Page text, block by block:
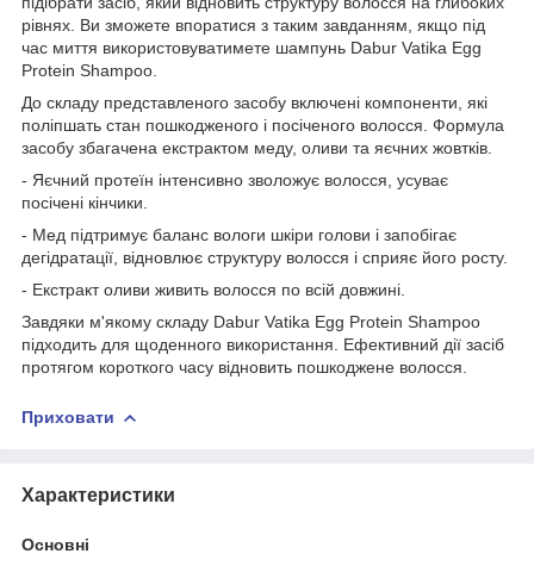
рівнях. Ви зможете впоратися з таким завданням, якщо під
час миття використовуватимете шампунь Dabur Vatika Egg
Protein Shampoo.
До складу представленого засобу включені компоненти, які
поліпшать стан пошкодженого і посіченого волосся. Формула
засобу збагачена екстрактом меду, оливи та яєчних жовтків.
- Яєчний протеїн інтенсивно зволожує волосся, усуває
посічені кінчики.
- Мед підтримує баланс вологи шкіри голови і запобігає
дегідратації, відновлює структуру волосся і сприяє його росту.
- Екстракт оливи живить волосся по всій довжині.
Завдяки м'якому складу Dabur Vatika Egg Protein Shampoo
підходить для щоденного використання. Ефективний дії засіб
протягом короткого часу відновить пошкоджене волосся.
Приховати
Характеристики
Основні